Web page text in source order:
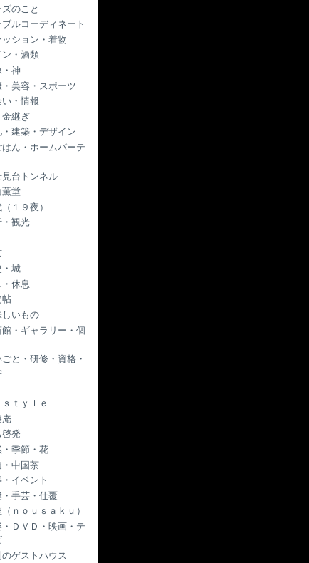
のこと
ブルコーディネート
ッション・着物
ン・酒類
・神
・美容・スポーツ
い・情報
金継ぎ
・建築・デザイン
はん・ホームパーテ
見台トンネル
薫堂
１９夜）
・観光
・城
休息
帖
しいもの
館・ギャラリー・個
ごと・研修・資格・
ｔｙｌｅ
庵
啓発
・季節・花
・中国茶
イベント
・手芸・仕覆
ｎｏｕｓａｋｕ）
・ＤＶＤ・映画・テ
のゲストハウス